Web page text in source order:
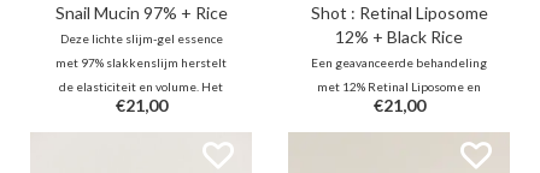
Snail Mucin 97% + Rice
Deze lichte slijm-gel essence
met 97% slakkenslijm herstelt
de elasticiteit en volume. Het
glijdt over de huid en trekt snel
in. Samen met rijstextract
kalmeert en verheldert het de
€21,00
Shot : Retinal Liposome
12% + Black Rice
Een geavanceerde behandeling
met 12% Retinal Liposome en
micronaald-spiculae voor betere
productopname. Het stimuleert
de celvernieuwing, vermindert
€21,00